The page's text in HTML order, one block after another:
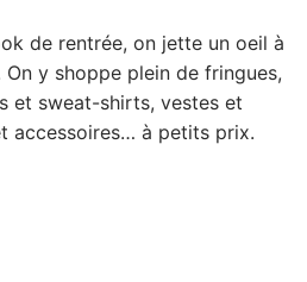
de rentrée, on jette un oeil à
On y shoppe plein de fringues,
et sweat-shirts, vestes et
accessoires… à petits prix.